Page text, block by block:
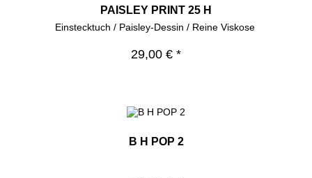
PAISLEY PRINT 25 H
Einstecktuch / Paisley-Dessin / Reine Viskose
29,00 € *
B H POP 2